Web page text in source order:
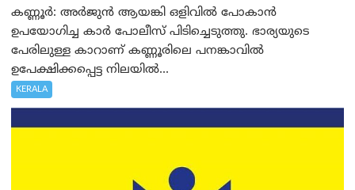
കണ്ണൂർ: അർജുൻ ആയങ്കി ഒളിവിൽ പോകാൻ
ഉപയോഗിച്ച കാർ പോലീസ് പിടിച്ചെടുത്തു. ഭാര്യയുടെ
പേരിലുള്ള കാറാണ് കണ്ണൂരിലെ പനങ്കാവിൽ
ഉപേക്ഷിക്കപ്പെട്ട നിലയിൽ...
KERALA